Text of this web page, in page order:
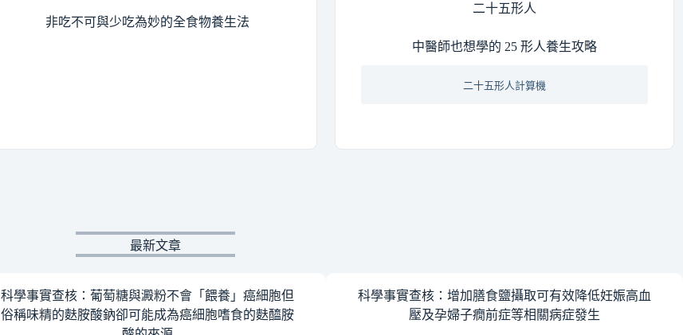
非吃不可與少吃為妙的全食物養生法
二十五形人
中醫師也想學的 25 形人養生攻略
二十五形人計算機
最新文章
科學事實查核：葡萄糖與澱粉不會「餵養」癌細胞但
俗稱味精的麩胺酸鈉卻可能成為癌細胞嗜食的麩醯胺
科學事實查核：增加膳食鹽攝取可有效降低妊娠高血
壓及孕婦子癇前症等相關病症發生